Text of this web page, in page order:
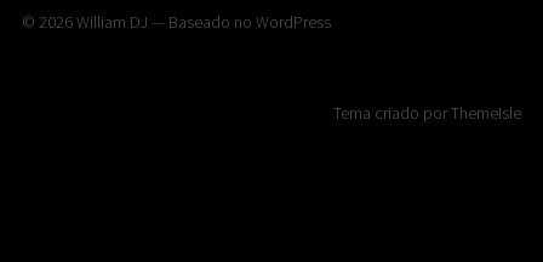
© 2026William DJ — Baseado no WordPress
Tema criado porThemeIsle